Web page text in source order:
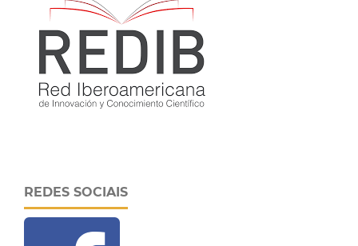
REDES SOCIAIS